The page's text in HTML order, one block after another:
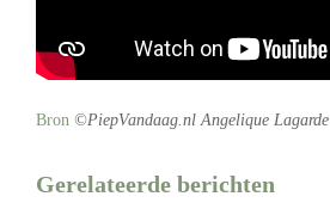
Bron ©PiepVandaag.nl Angelique Lagarde
Gerelateerde berichten